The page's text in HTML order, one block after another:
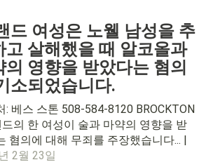
드 여성은 노웰 남성을 추
고 살해했을 때 알코올과
의 영향을 받았다는 혐의
소되었습니다.
: 베스 스톤 508-584-8120 BROCKTON
의 한 여성이 술과 마약의 영향을 받
혐의에 대해 무죄를 주장했습니다... |
2월 23일